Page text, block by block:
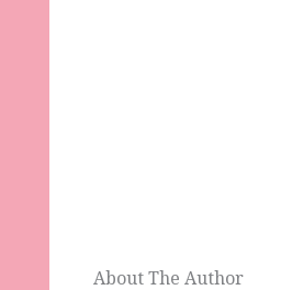
About The Author